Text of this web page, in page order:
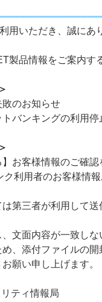
用いただき、誠にあ
製品情報をご案内す
敗のお知らせ
バンキングの利用
お客様情報のご確
利用者のお客様情
は第三者が利用して
文面内容が一致し
、添付ファイルの
願い申し上げます。
ティ情報局